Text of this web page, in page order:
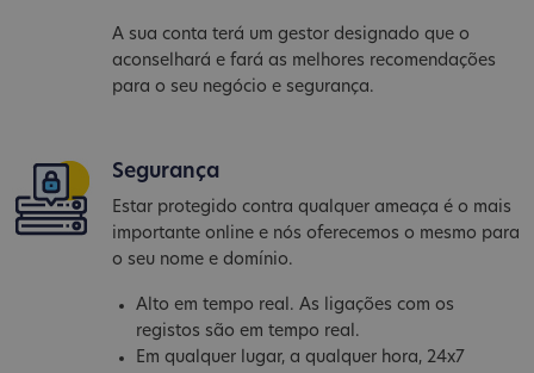
A sua conta terá um gestor designado que o
aconselhará e fará as melhores recomendações
para o seu negócio e segurança.
Segurança
Estar protegido contra qualquer ameaça é o mais
importante online e nós oferecemos o mesmo para
o seu nome e domínio.
Alto em tempo real. As ligações com os
registos são em tempo real.
Em qualquer lugar, a qualquer hora, 24x7